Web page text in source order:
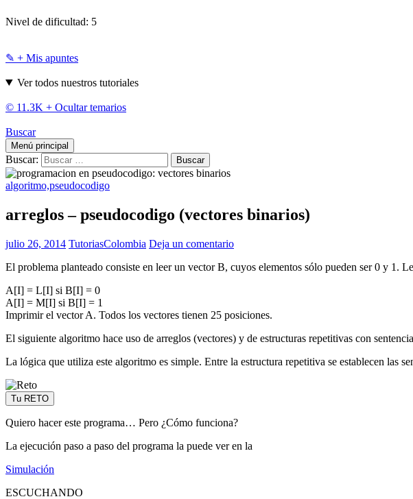
Nivel de dificultad: 5
✎ + Mis apuntes
Ver todos nuestros tutoriales
© 11.3K + Ocultar temarios
Buscar
Menú principal
Buscar:
algoritmo,pseudocodigo
arreglos – pseudocodigo (vectores binarios)
julio 26, 2014 TutoriasColombia Deja un comentario
El problema planteado consiste en leer un vector B, cuyos elementos sólo pueden ser 0 y 1.
A[I] = L[I] si B[I] = 0
A[I] = M[I] si B[I] = 1
Imprimir el vector A. Todos los vectores tienen 25 posiciones.
El siguiente algoritmo hace uso de arreglos (vectores) y de estructuras repetitivas con
La lógica que utiliza este algoritmo es simple. Entre la estructura repetitiva se establecen las
Tu RETO
Quiero hacer este programa… Pero ¿Cómo funciona?
La ejecución paso a paso del programa la puede ver en la
Simulación
ESCUCHANDO